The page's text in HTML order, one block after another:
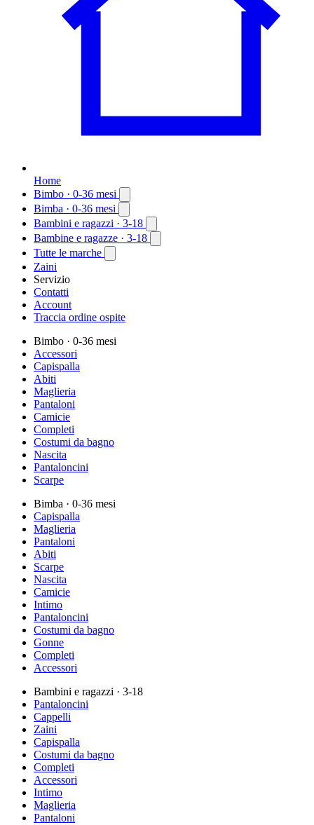
Home
Bimbo · 0-36 mesi
Bimba · 0-36 mesi
Bambini e ragazzi · 3-18
Bambine e ragazze · 3-18
Tutte le marche
Zaini
Servizio
Contatti
Account
Traccia ordine ospite
Bimbo · 0-36 mesi
Accessori
Capispalla
Abiti
Maglieria
Pantaloni
Camicie
Completi
Costumi da bagno
Nascita
Pantaloncini
Scarpe
Bimba · 0-36 mesi
Capispalla
Maglieria
Pantaloni
Abiti
Scarpe
Nascita
Camicie
Intimo
Pantaloncini
Costumi da bagno
Gonne
Completi
Accessori
Bambini e ragazzi · 3-18
Pantaloncini
Cappelli
Zaini
Capispalla
Costumi da bagno
Completi
Accessori
Intimo
Maglieria
Pantaloni